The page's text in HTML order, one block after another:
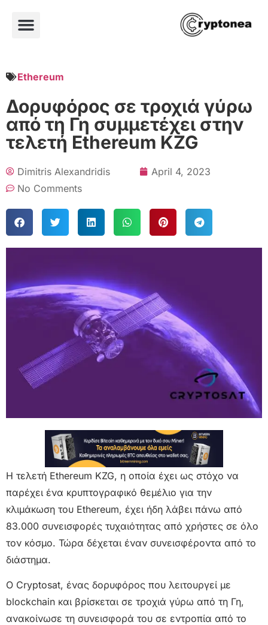
Ethereum
Δορυφόρος σε τροχιά γύρω
από τη Γη συμμετέχει στην
τελετή Ethereum KZG
Dimitris Alexandridis
April 4, 2023
No Comments
Η τελετή Ethereum KZG, η οποία έχει ως στόχο να
παρέχει ένα κρυπτογραφικό θεμέλιο για την
κλιμάκωση του Ethereum, έχει ήδη λάβει πάνω από
83.000 συνεισφορές τυχαιότητας από χρήστες σε όλο
τον κόσμο. Τώρα δέχεται έναν συνεισφέροντα από το
διάστημα.
Ο Cryptosat, ένας δορυφόρος που λειτουργεί με
blockchain και βρίσκεται σε τροχιά γύρω από τη Γη,
ανακοίνωσε τη συνεισφορά του σε εντροπία από το